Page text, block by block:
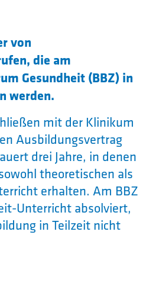
von
die am
Gesundheit (BBZ) in
werden.
mit der Klinikum
Ausbildungsvertrag
drei Jahre, in denen
theoretischen als
erhalten. Am BBZ
Unterricht absolviert,
in Teilzeit nicht